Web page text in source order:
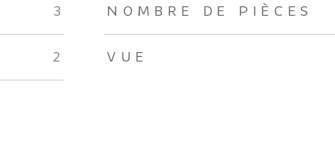
3 NOMBRE DE PIÈCES
2 VUE